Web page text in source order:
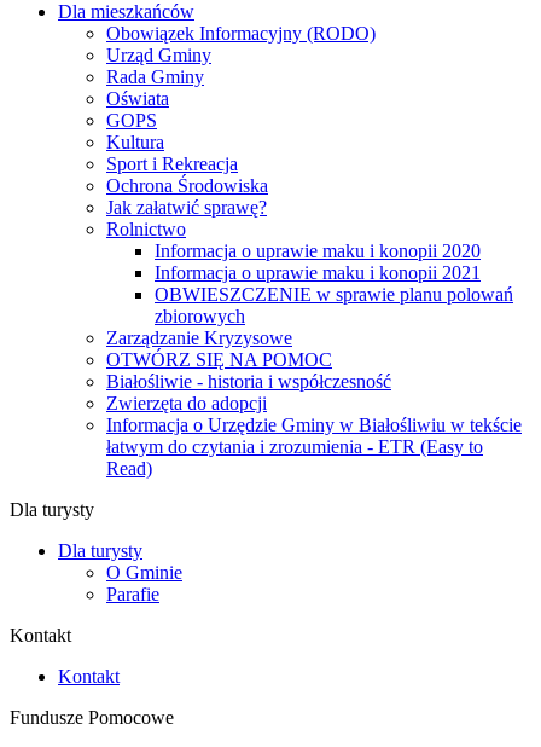
Dla mieszkańców
Obowiązek Informacyjny (RODO)
Urząd Gminy
Rada Gminy
Oświata
GOPS
Kultura
Sport i Rekreacja
Ochrona Środowiska
Jak załatwić sprawę?
Rolnictwo
Informacja o uprawie maku i konopii 2020
Informacja o uprawie maku i konopii 2021
OBWIESZCZENIE w sprawie planu polowań
zbiorowych
Zarządzanie Kryzysowe
OTWÓRZ SIĘ NA POMOC
Białośliwie - historia i współczesność
Zwierzęta do adopcji
Informacja o Urzędzie Gminy w Białośliwiu w tekście
łatwym do czytania i zrozumienia - ETR (Easy to
Read)
Dla turysty
Dla turysty
O Gminie
Parafie
Kontakt
Kontakt
Fundusze Pomocowe